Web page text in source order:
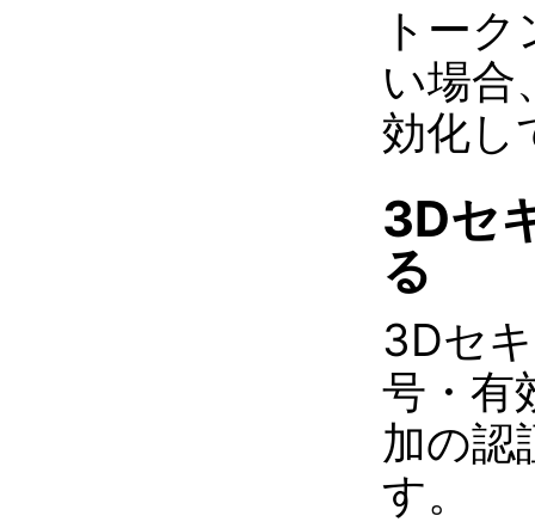
トー
い場合
効化し
3Dセ
る
3Dセ
号・有
加の認
す。